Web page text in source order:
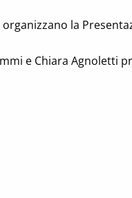
organizzano la
e Chiara Agnoletti